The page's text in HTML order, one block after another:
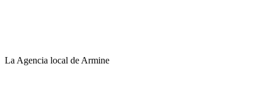
La Agencia local de Armine